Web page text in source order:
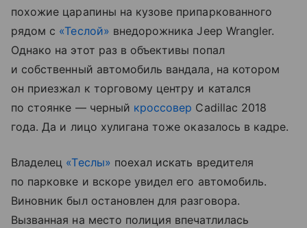
похожие царапины на кузове припаркованного
рядом с «Теслой» внедорожника Jeep Wrangler.
Однако на этот раз в объективы попал
и собственный автомобиль вандала, на котором
он приезжал к торговому центру и катался
по стоянке — черный кроссовер Cadillac 2018
года. Да и лицо хулигана тоже оказалось в кадре.
Владелец «Теслы» поехал искать вредителя
по парковке и вскоре увидел его автомобиль.
Виновник был остановлен для разговора.
Вызванная на место полиция впечатлилась